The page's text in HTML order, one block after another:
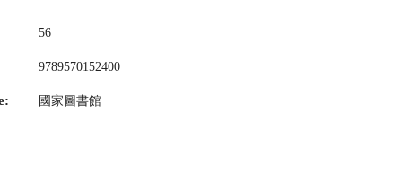
56
9789570152400
國家圖書館